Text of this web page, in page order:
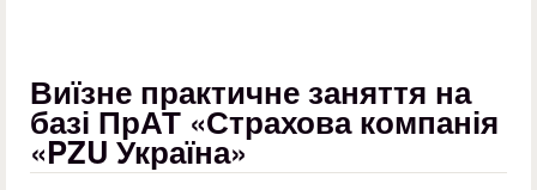
Виїзне практичне заняття на
базі ПрАТ «Страхова компанія
«PZU Україна»